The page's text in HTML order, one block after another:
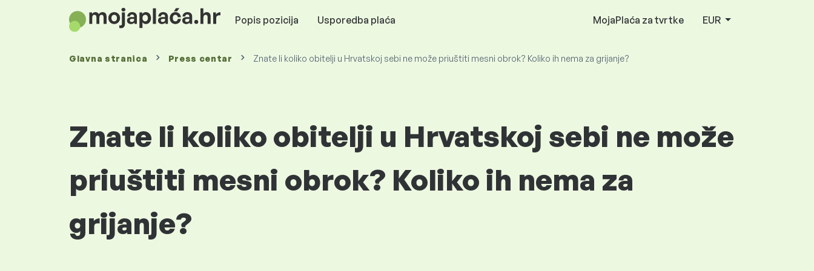
Popis pozicija Usporedba plaća MojaPlaća za tvrtke EUR
Glavna stranica Press centar Znate li koliko obitelji u Hrvatskoj sebi ne može priuštiti mesni obrok? Koliko ih nema za grijanje?
Znate li koliko obitelji u Hrvatskoj sebi ne može
priuštiti mesni obrok? Koliko ih nema za
grijanje?